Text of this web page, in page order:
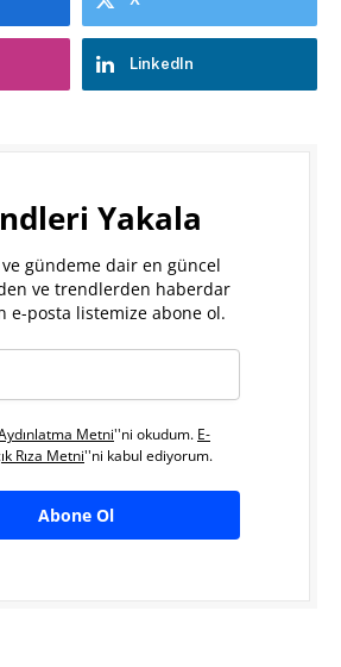
LinkedIn
Yakala
gündeme dair en güncel
ve trendlerden haberdar
e-posta listemize abone ol.
Metni''ni okudum. E-
Rıza Metni''ni kabul ediyorum.
Abone Ol